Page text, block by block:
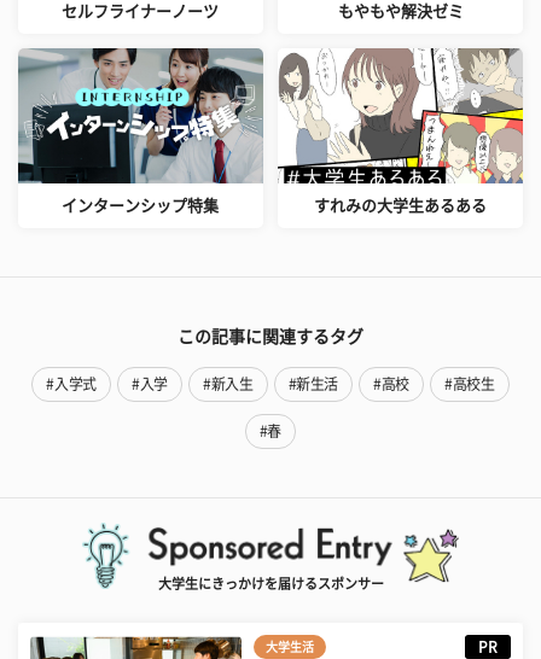
セルフライナーノーツ もやもや解決ゼミ
インターンシップ特集 すれみの大学生あるある
この記事に関連するタグ
#入学式 #入学 #新入生 #新生活 #高校 #高校生
#春
大学生にきっかけを届けるスポンサー
大学生活 PR